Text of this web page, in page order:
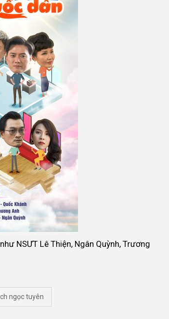
NSƯT Lê Thiện, Ngân Quỳnh, Trương
ngọc tuyên